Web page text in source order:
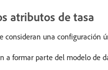
atributos de tasa
consideran una configuración
a formar parte del modelo de